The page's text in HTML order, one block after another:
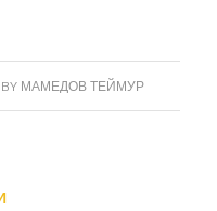
BY МАМЕДОВ ТЕЙМУР